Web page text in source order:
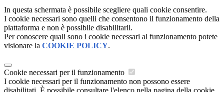
In questa schermata è possibile scegliere quali cookie consentire.
I cookie necessari sono quelli che consentono il funzionamento della
piattaforma e non è possibile disabilitarli.
Per conoscere quali sono i cookie necessari al funzionamento potete
visionare la COOKIE POLICY.
Cookie necessari per il funzionamento
I cookie necessari per il funzionamento non possono essere